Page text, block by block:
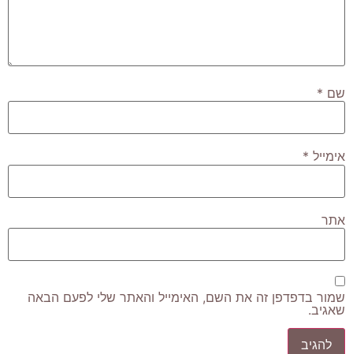
שם *
אימייל *
אתר
שמור בדפדפן זה את השם, האימייל והאתר שלי לפעם הבאה
שאגיב.